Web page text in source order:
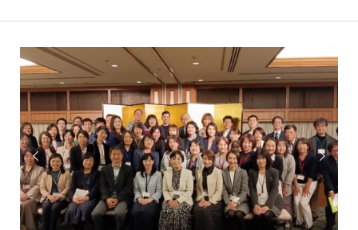
 